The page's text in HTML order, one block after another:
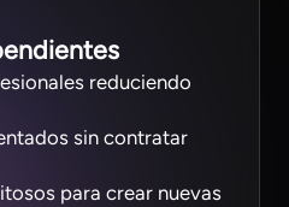
reduciendo
sin contratar
para crear nuevas